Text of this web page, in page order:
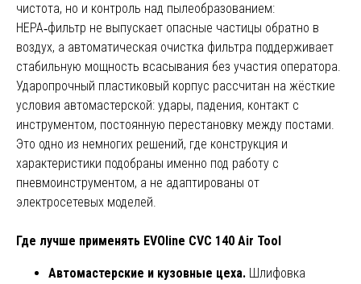
чистота, но и контроль над пылеобразованием:
HEPA‑фильтр не выпускает опасные частицы обратно в
воздух, а автоматическая очистка фильтра поддерживает
стабильную мощность всасывания без участия оператора.
Ударопрочный пластиковый корпус рассчитан на жёсткие
условия автомастерской: удары, падения, контакт с
инструментом, постоянную перестановку между постами.
Это одно из немногих решений, где конструкция и
характеристики подобраны именно под работу с
пневмоинструментом, а не адаптированы от
электросетевых моделей.
Где лучше применять EVOline CVC 140 Air Tool
Автомастерские и кузовные цеха. Шлифовка